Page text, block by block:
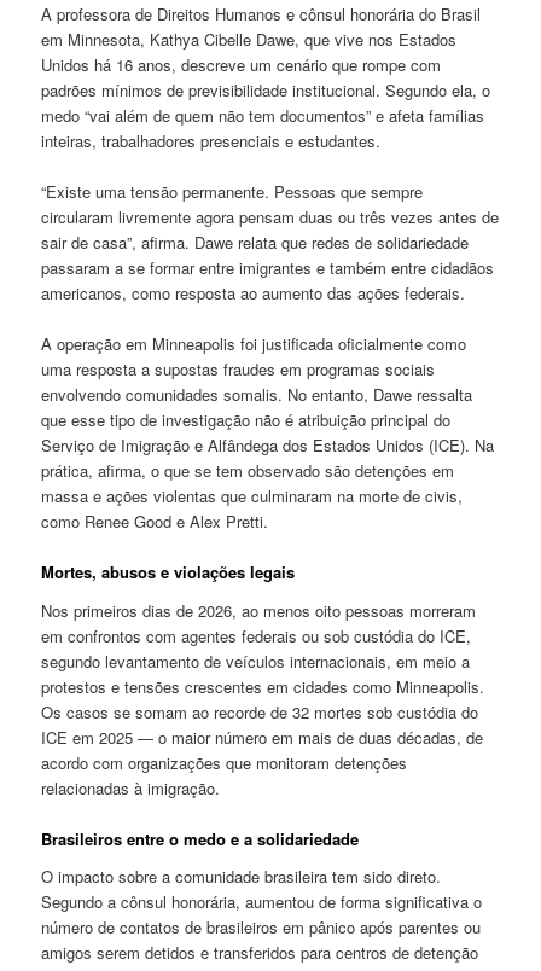
A professora de Direitos Humanos e cônsul honorária do Brasil
em Minnesota, Kathya Cibelle Dawe, que vive nos Estados
Unidos há 16 anos, descreve um cenário que rompe com
padrões mínimos de previsibilidade institucional. Segundo ela, o
medo “vai além de quem não tem documentos” e afeta famílias
inteiras, trabalhadores presenciais e estudantes.
“Existe uma tensão permanente. Pessoas que sempre
circularam livremente agora pensam duas ou três vezes antes de
sair de casa”, afirma. Dawe relata que redes de solidariedade
passaram a se formar entre imigrantes e também entre cidadãos
americanos, como resposta ao aumento das ações federais.
A operação em Minneapolis foi justificada oficialmente como
uma resposta a supostas fraudes em programas sociais
envolvendo comunidades somalis. No entanto, Dawe ressalta
que esse tipo de investigação não é atribuição principal do
Serviço de Imigração e Alfândega dos Estados Unidos (ICE). Na
prática, afirma, o que se tem observado são detenções em
massa e ações violentas que culminaram na morte de civis,
como Renee Good e Alex Pretti.
Mortes, abusos e violações legais
Nos primeiros dias de 2026, ao menos oito pessoas morreram
em confrontos com agentes federais ou sob custódia do ICE,
segundo levantamento de veículos internacionais, em meio a
protestos e tensões crescentes em cidades como Minneapolis.
Os casos se somam ao recorde de 32 mortes sob custódia do
ICE em 2025 — o maior número em mais de duas décadas, de
acordo com organizações que monitoram detenções
relacionadas à imigração.
Brasileiros entre o medo e a solidariedade
O impacto sobre a comunidade brasileira tem sido direto.
Segundo a cônsul honorária, aumentou de forma significativa o
número de contatos de brasileiros em pânico após parentes ou
amigos serem detidos e transferidos para centros de detenção